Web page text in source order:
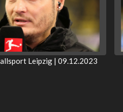
Leipzig | 09.12.2023